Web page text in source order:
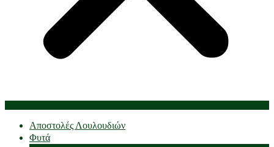
Αποστολές Λουλουδιών
Φυτά